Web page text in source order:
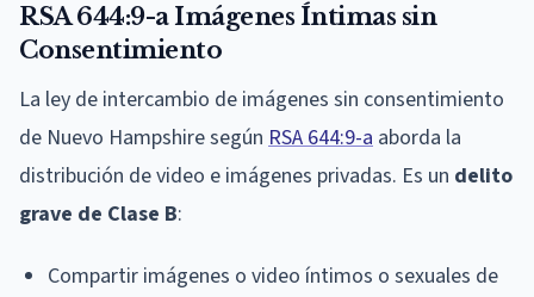
RSA 644:9-a Imágenes Íntimas sin
Consentimiento
La ley de intercambio de imágenes sin consentimiento
de Nuevo Hampshire según RSA 644:9-a aborda la
distribución de video e imágenes privadas. Es un delito
grave de Clase B:
Compartir imágenes o video íntimos o sexuales de